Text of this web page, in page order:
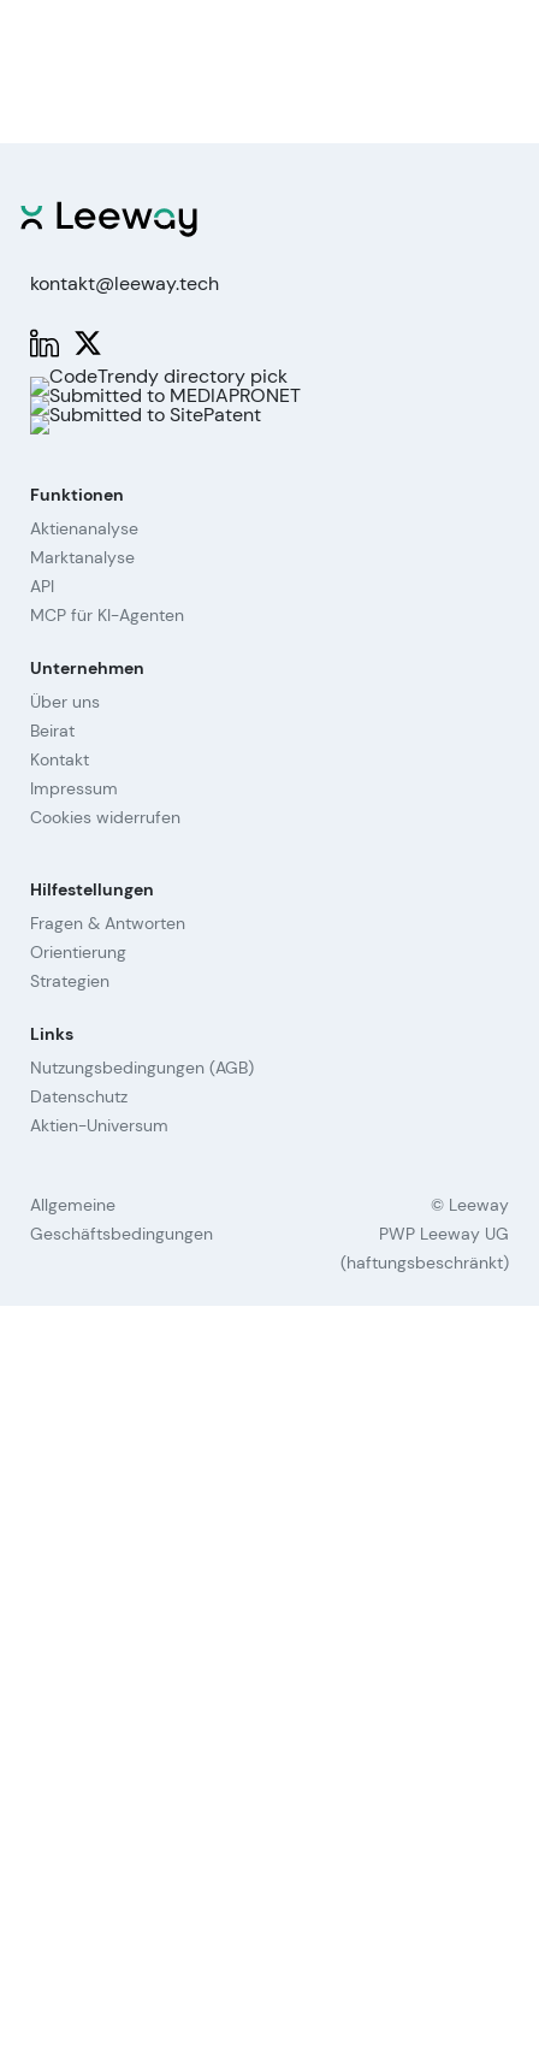
kontakt@leeway.tech
Funktionen
Aktienanalyse
Marktanalyse
API
MCP für KI-Agenten
Unternehmen
Über uns
Beirat
Kontakt
Impressum
Cookies widerrufen
Hilfestellungen
Fragen & Antworten
Orientierung
Strategien
Links
Nutzungsbedingungen (AGB)
Datenschutz
Aktien-Universum
Allgemeine
Geschäftsbedingungen
© Leeway
PWP Leeway UG
(haftungsbeschränkt)